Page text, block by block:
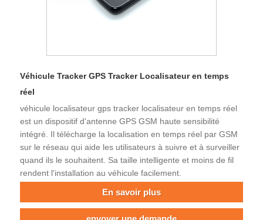
Véhicule Tracker GPS Tracker Localisateur en temps
réel
véhicule localisateur gps tracker localisateur en temps réel
est un dispositif d'antenne GPS GSM haute sensibilité
intégré. Il télécharge la localisation en temps réel par GSM
sur le réseau qui aide les utilisateurs à suivre et à surveiller
quand ils le souhaitent. Sa taille intelligente et moins de fil
rendent l'installation au véhicule facilement.
En savoir plus